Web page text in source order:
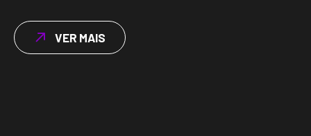
VER MAIS